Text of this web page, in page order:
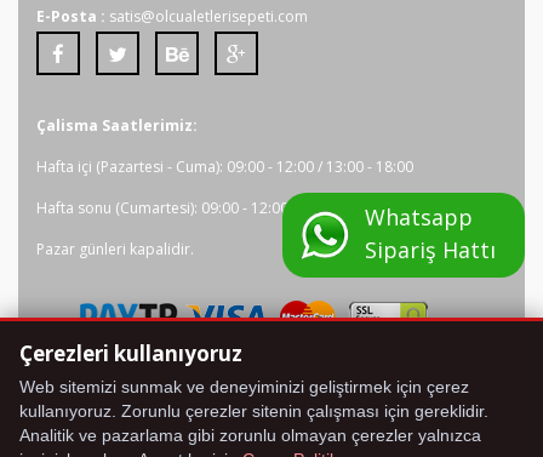
E-Posta : satis@olcualetlerisepeti.com
Çalisma Saatlerimiz:
Hafta içi (Pazartesi - Cuma): 09:00 - 12:00 / 13:00 - 18:00
Hafta sonu (Cumartesi): 09:00 - 12:00
Pazar günleri kapalidir.
Tüm kredi karti bilgileriniz 2048 bit SSL Sertifikasi ile
korunmaktadir.
Whatsapp
Sipariş Hattı
Çerezleri kullanıyoruz
Web sitemizi sunmak ve deneyiminizi geliştirmek için çerez
kullanıyoruz. Zorunlu çerezler sitenin çalışması için gereklidir.
Analitik ve pazarlama gibi zorunlu olmayan çerezler yalnızca